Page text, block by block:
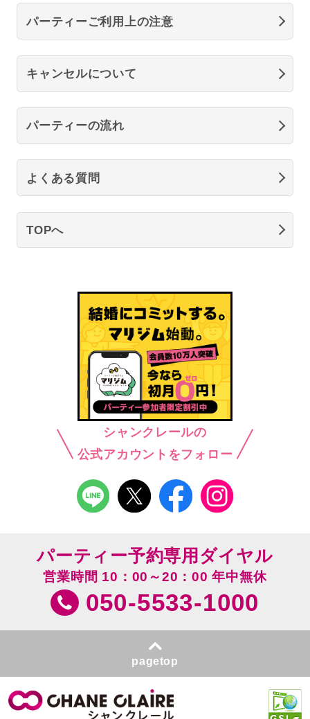
パーティーご利用上の注意
キャンセルについて
パーティーの流れ
よくある質問
TOPへ
シャンクレールの
公式アカウントをフォロー
パーティー予約専用ダイヤル
営業時間 10：00～20：00 年中無休
050-5533-1000
pagetop